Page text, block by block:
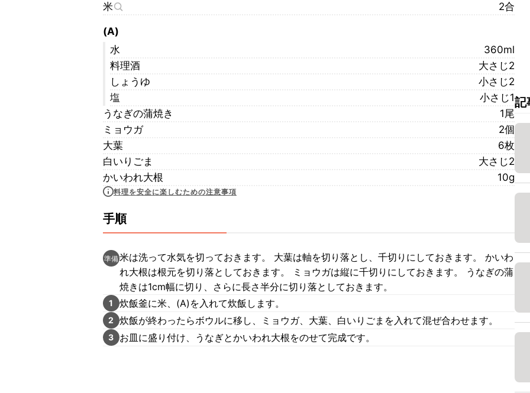
米 2合
(A)
水
360ml
料理酒
大さじ2
しょうゆ
小さじ2
塩
小さじ1
うなぎの蒲焼き
1尾
ミョウガ
2個
大葉
6枚
白いりごま
大さじ2
かいわれ大根
10g
料理を安全に楽しむための注意事項
手順
準備米は洗って水気を切っておきます。 大葉は軸を切り落とし、千切りにしておきます。 かいわ
れ大根は根元を切り落としておきます。 ミョウガは縦に千切りにしておきます。 うなぎの蒲
焼きは1cm幅に切り、さらに長さ半分に切り落としておきます。
1 炊飯釜に米、(A)を入れて炊飯します。
2 炊飯が終わったらボウルに移し、ミョウガ、大葉、白いりごまを入れて混ぜ合わせます。
3 お皿に盛り付け、うなぎとかいわれ大根をのせて完成です。
記